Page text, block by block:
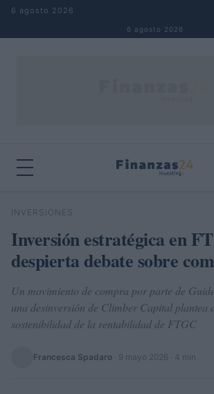
Saltar al contenido
6 agosto 2026
6 agosto 2026
Buscar
INVERSIONES
Inversión estratégica en
despierta debate sobre
Un movimiento de compra por parte de
una desinversión de Climber Capital plantea
sostenibilidad de la rentabilidad de FTGC
Francesca Spadaro 9 mayo 2026 · 4 min